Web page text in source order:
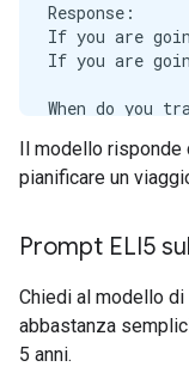
Response:
If you are
If you are
When do you
Response:
The most
How can I get
Response:
If you want to
If you want to
Il modello risponde
pianificare un
Prompt ELI5
Chiedi al modello
abbastanza
5 anni.